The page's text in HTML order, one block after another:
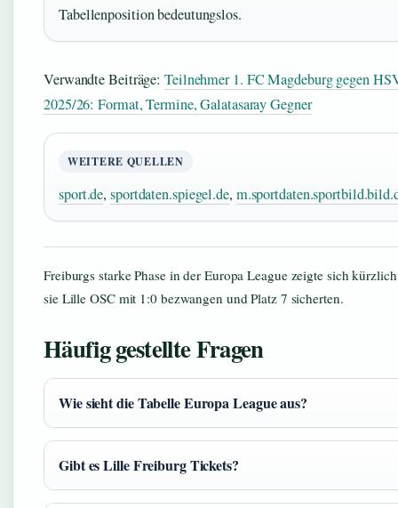
Tabellenposition bedeutungslos.
Verwandte Beiträge:Teilnehmer 1. FC Magdeburg gegen
2025/26: Format, Termine, Galatasaray Gegner
WEITERE QUELLEN
sport.de,sportdaten.spiegel.de,
Freiburgs starke Phase in der Europa League zeigte sich
sie Lille OSC mit 1:0 bezwangen und Platz 7 sicherten.
Häufig gestellte Fragen
Wie sieht die Tabelle Europa League aus?
Gibt es Lille Freiburg Tickets?